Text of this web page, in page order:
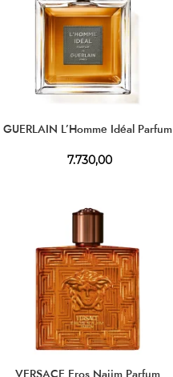
GUERLAIN L’Homme Idéal Parfum
7.730,00
VERSACE Eros Najim Parfum